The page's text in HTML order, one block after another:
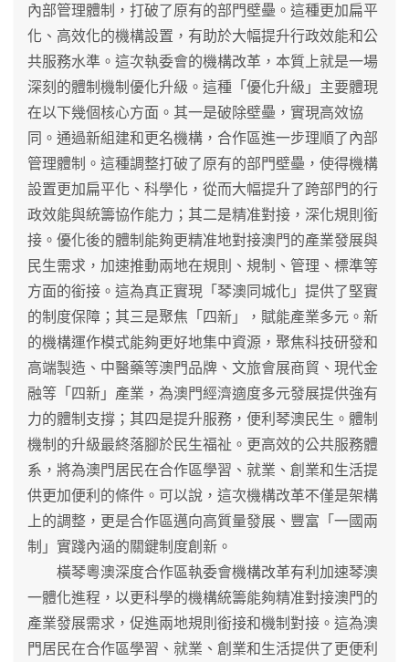
內部管理體制，打破了原有的部門壁壘。這種更加扁平
化、高效化的機構設置，有助於大幅提升行政效能和公
共服務水準。這次執委會的機構改革，本質上就是一場
深刻的體制機制優化升級。這種「優化升級」主要體現
在以下幾個核心方面。其一是破除壁壘，實現高效協
同。通過新組建和更名機構，合作區進一步理順了內部
管理體制。這種調整打破了原有的部門壁壘，使得機構
設置更加扁平化、科學化，從而大幅提升了跨部門的行
政效能與統籌協作能力；其二是精准對接，深化規則銜
接。優化後的體制能夠更精准地對接澳門的產業發展與
民生需求，加速推動兩地在規則、規制、管理、標準等
方面的銜接。這為真正實現「琴澳同城化」提供了堅實
的制度保障；其三是聚焦「四新」，賦能產業多元。新
的機構運作模式能夠更好地集中資源，聚焦科技研發和
高端製造、中醫藥等澳門品牌、文旅會展商貿、現代金
融等「四新」產業，為澳門經濟適度多元發展提供強有
力的體制支撐；其四是提升服務，便利琴澳民生。體制
機制的升級最終落腳於民生福祉。更高效的公共服務體
系，將為澳門居民在合作區學習、就業、創業和生活提
供更加便利的條件。可以說，這次機構改革不僅是架構
上的調整，更是合作區邁向高質量發展、豐富「一國兩
制」實踐內涵的關鍵制度創新。
橫琴粵澳深度合作區執委會機構改革有利加速琴澳
一體化進程，以更科學的機構統籌能夠精准對接澳門的
產業發展需求，促進兩地規則銜接和機制對接。這為澳
門居民在合作區學習、就業、創業和生活提供了更便利